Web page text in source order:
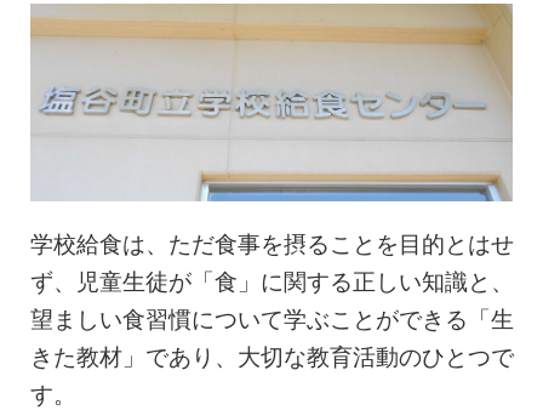
学校給食は、ただ食事を摂ることを目的とはせ
ず、児童生徒が「食」に関する正しい知識と、
望ましい食習慣について学ぶことができる「生
きた教材」であり、大切な教育活動のひとつで
す。